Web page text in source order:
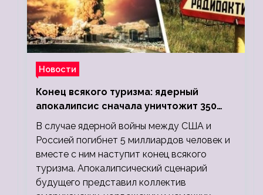
Новости
Конец всякого туризма: ядерный
апокалипсис сначала уничтожит 350
миллионов, а потом 5 миллиардов
людей
В случае ядерной войны между США и
Россией погибнет 5 миллиардов человек и
вместе с ним наступит конец всякого
туризма. Апокалипсический сценарий
будущего представил коллектив